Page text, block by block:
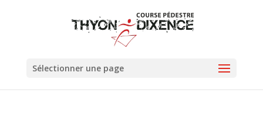
Sélectionner une page